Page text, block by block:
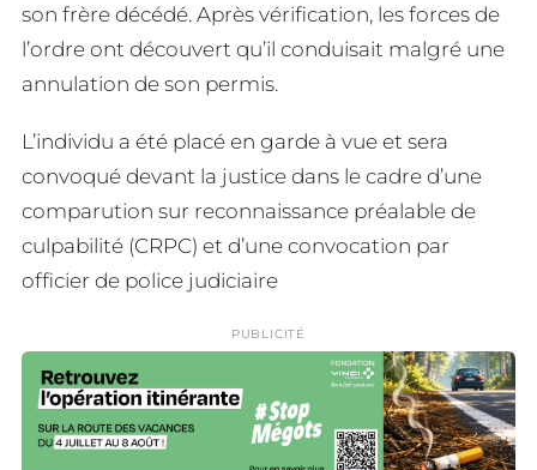
son frère décédé. Après vérification, les forces de
l’ordre ont découvert qu’il conduisait malgré une
annulation de son permis.
L’individu a été placé en garde à vue et sera
convoqué devant la justice dans le cadre d’une
comparution sur reconnaissance préalable de
culpabilité (CRPC) et d’une convocation par
officier de police judiciaire
PUBLICITÉ